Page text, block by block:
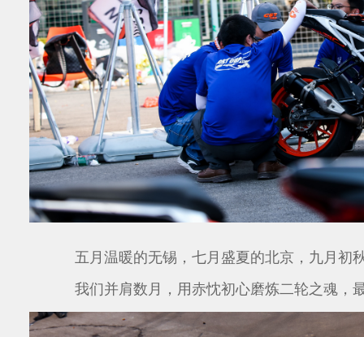
五月温暖的无锡，七月盛夏的北京，九月初
我们并肩数月，用赤忱初心磨炼二轮之魂，